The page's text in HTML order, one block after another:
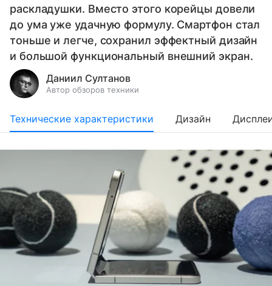
раскладушки. Вместо этого корейцы довели
до ума уже удачную формулу. Смартфон стал
тоньше и легче, сохранил эффектный дизайн
и большой функциональный внешний экран.
Даниил Султанов
Автор обзоров техники
Технические характеристики Дизайн